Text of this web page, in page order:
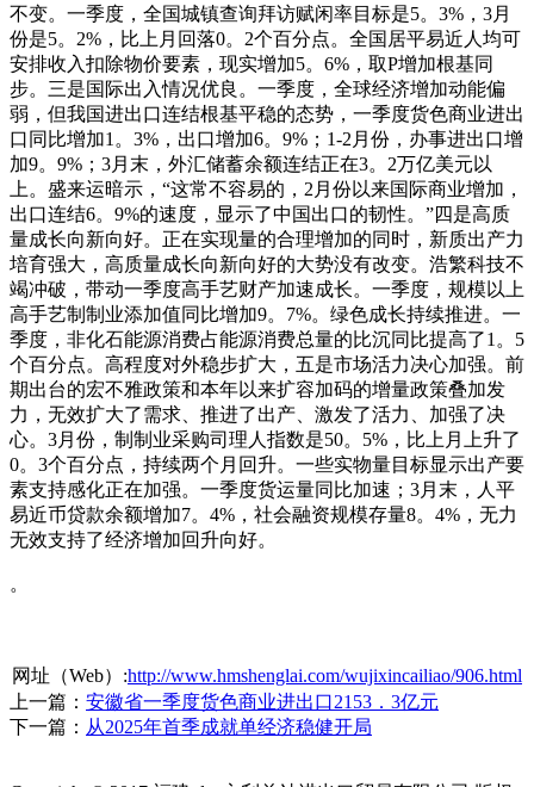
不变。一季度，全国城镇查询拜访赋闲率目标是5。3%，3月
份是5。2%，比上月回落0。2个百分点。全国居平易近人均可
安排收入扣除物价要素，现实增加5。6%，取P增加根基同
步。三是国际出入情况优良。一季度，全球经济增加动能偏
弱，但我国进出口连结根基平稳的态势，一季度货色商业进出
口同比增加1。3%，出口增加6。9%；1-2月份，办事进出口增
加9。9%；3月末，外汇储蓄余额连结正在3。2万亿美元以
上。盛来运暗示，“这常不容易的，2月份以来国际商业增加，
出口连结6。9%的速度，显示了中国出口的韧性。”四是高质
量成长向新向好。正在实现量的合理增加的同时，新质出产力
培育强大，高质量成长向新向好的大势没有改变。浩繁科技不
竭冲破，带动一季度高手艺财产加速成长。一季度，规模以上
高手艺制制业添加值同比增加9。7%。绿色成长持续推进。一
季度，非化石能源消费占能源消费总量的比沉同比提高了1。5
个百分点。高程度对外稳步扩大，五是市场活力决心加强。前
期出台的宏不雅政策和本年以来扩容加码的增量政策叠加发
力，无效扩大了需求、推进了出产、激发了活力、加强了决
心。3月份，制制业采购司理人指数是50。5%，比上月上升了
0。3个百分点，持续两个月回升。一些实物量目标显示出产要
素支持感化正在加强。一季度货运量同比加速；3月末，人平
易近币贷款余额增加7。4%，社会融资规模存量8。4%，无力
无效支持了经济增加回升向好。
。
网址（Web）:http://www.hmshenglai.com/wujixincailiao/906.html
上一篇： 安徽省一季度货色商业进出口2153．3亿元
下一篇： 从2025年首季成就单经济稳健开局